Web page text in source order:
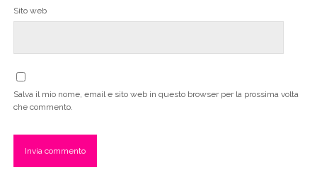
Sito web
Salva il mio nome, email e sito web in questo browser per la prossima volta
che commento.